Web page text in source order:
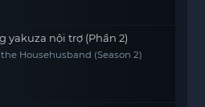
yakuza nội trợ (Phần 2)
Househusband (Season 2)